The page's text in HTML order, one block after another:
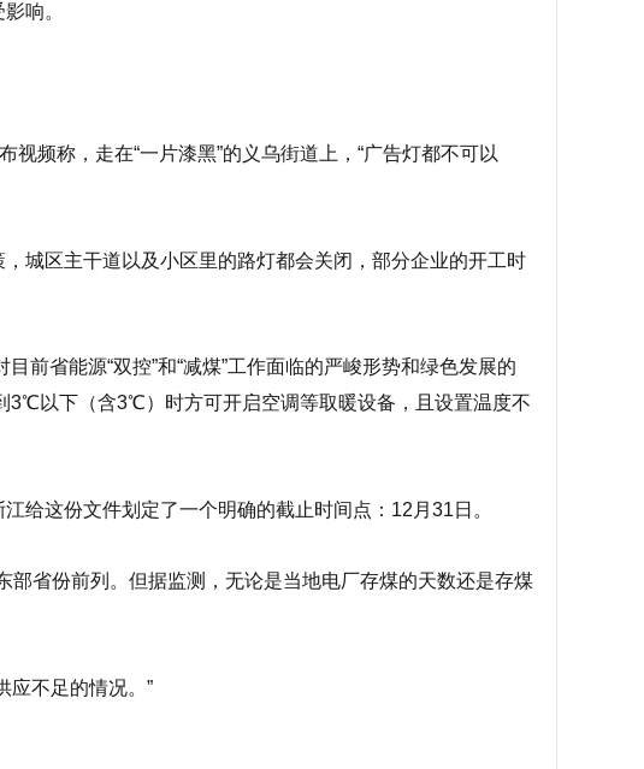
响。
频称，走在“一片漆黑”的义乌街道上，“广告灯都不可以
城区主干道以及小区里的路灯都会关闭，部分企业的开工时
前省能源“双控”和“减煤”工作面临的严峻形势和绿色发展的
3℃以下（含3℃）时方可开启空调等取暖设备，且设置温度不
给这份文件划定了一个明确的截止时间点：12月31日。
省份前列。但据监测，无论是当地电厂存煤的天数还是存煤
应不足的情况。”